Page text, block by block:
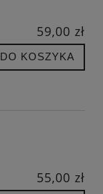
59,00 zł
DO KOSZYKA
55,00 zł